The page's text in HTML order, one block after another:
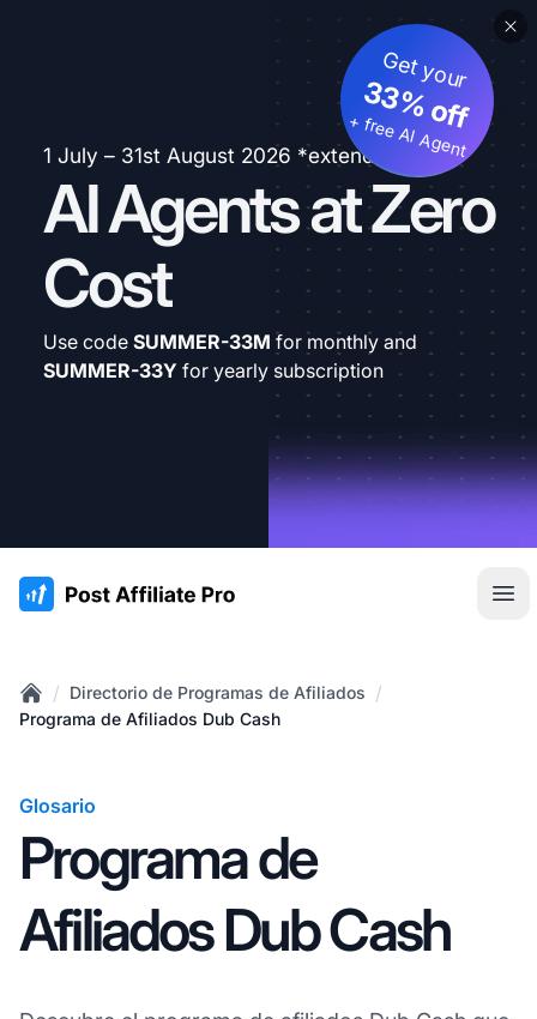
1 July – 31st August 2026 *extended
AI Agents at Zero
Cost
Get your
33% off
+ free AI Agent
Use code SUMMER-33M for monthly and
SUMMER-33Y for yearly subscription
:site.title
Home
/ Directorio de Programas de Afiliados /
Programa de Afiliados Dub Cash
Glosario
Programa de
Afiliados Dub Cash